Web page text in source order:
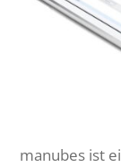
manubes ist